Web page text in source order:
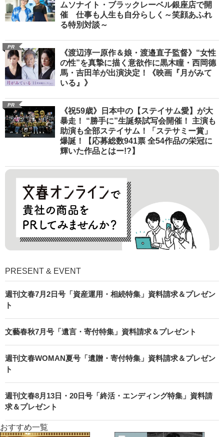
ムソナイト・ブラックレーベル銀座店で開
催 仕事も人生も自分らしく～笑顔あふれ
る特別対談～
PR
《渡辺淳一原作＆娘・渡邉直子監督》“女性
の性”を真摯に描く意欲作に黒木瞳・西岡德
馬・吉田羊が出演決定！《映画『月がみて
いる』》
PR
《祝59歳》日本中の【ステイサム愛】が大
暴走！ “勝手に”生誕祭試写会開催！ 主演も
助演も全部ステイサム！「ステサミー賞」
爆誕！【応募総数941票 全54作品の栄冠に
輝いた作品とはー!?】
PRESENT & EVENT
週刊文春7月2日号「資産運用・相続特集」資料請求＆プレゼン
ト
文藝春秋7月号「遺言・寄付特集」資料請求＆プレゼント
週刊文春WOMAN夏号「遺贈・寄付特集」資料請求＆プレゼン
ト
週刊文春8月13日・20日号「終活・エンディング特集」資料請
求＆プレゼント
おすすめ一覧